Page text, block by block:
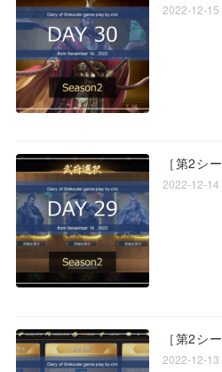
2022-12-15
［第2シ
2022-12-14
［第2シ
2022-12-13